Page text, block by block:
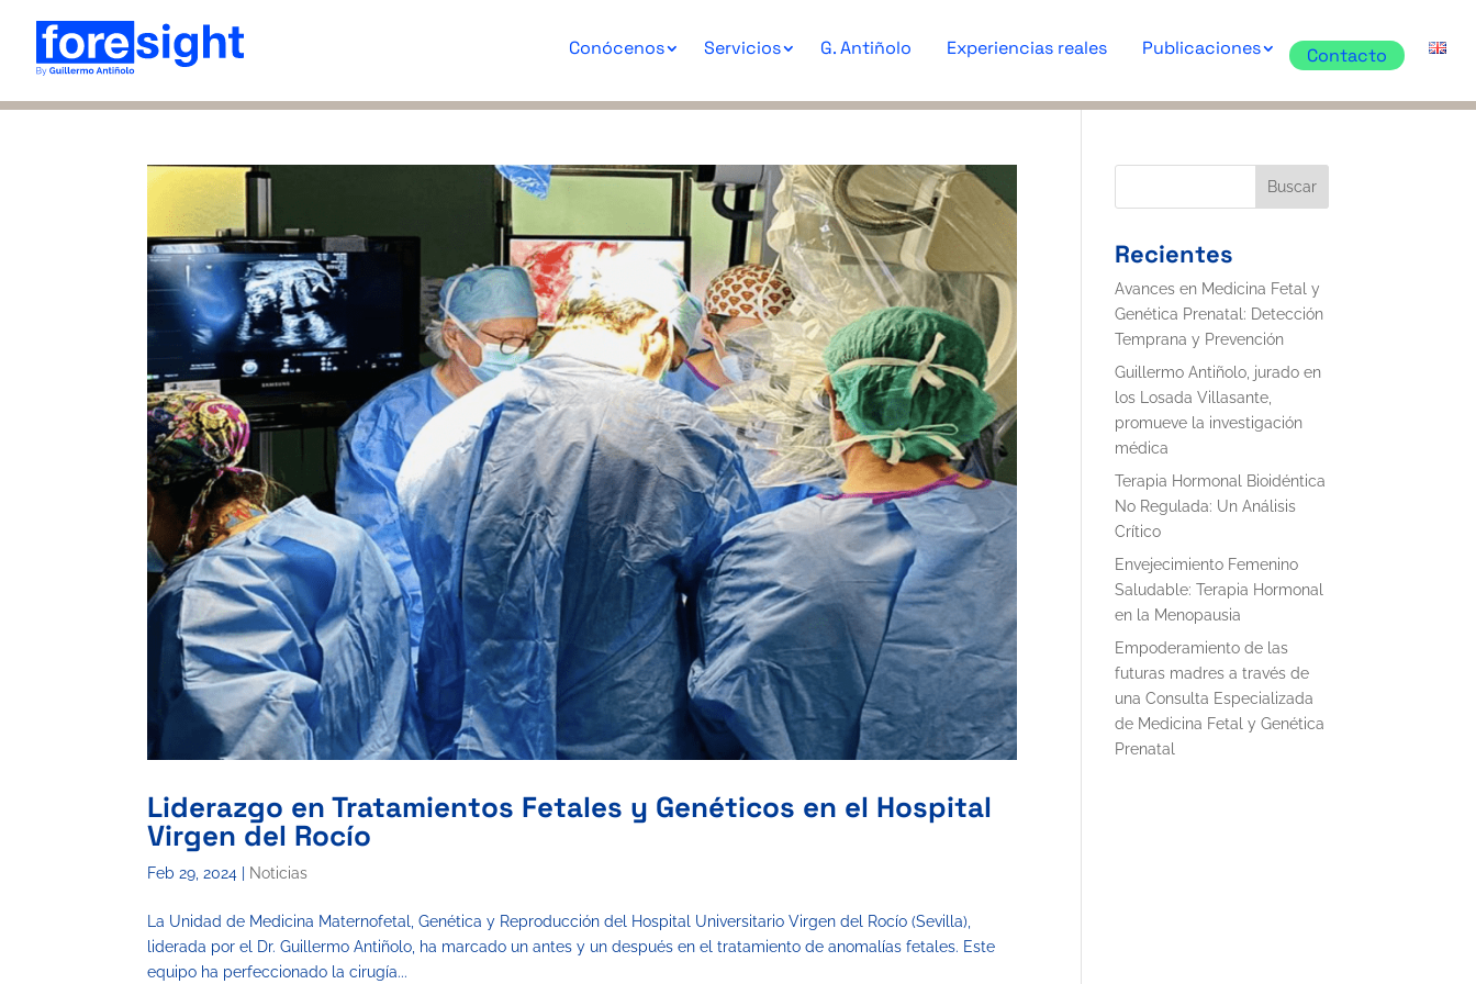
Conócenos Servicios G. Antiñolo Experiencias reales Publicaciones Contacto
Liderazgo en Tratamientos Fetales y Genéticos en el Hospital
Virgen del Rocío
Feb 29, 2024 Noticias
La Unidad de Medicina Maternofetal, Genética y Reproducción del Hospital Universitario Virgen del Rocío (Sevilla),
liderada por el Dr. Guillermo Antiñolo, ha marcado un antes y un después en el tratamiento de anomalías fetales. Este
equipo ha perfeccionado la cirugía...
Buscar
Recientes
Avances en Medicina Fetal y
Genética Prenatal: Detección
Temprana y Prevención
Guillermo Antiñolo, jurado en
los Losada Villasante,
promueve la investigación
médica
Terapia Hormonal Bioidéntica
No Regulada: Un Análisis
Crítico
Envejecimiento Femenino
Saludable: Terapia Hormonal
en la Menopausia
Empoderamiento de las
futuras madres a través de
una Consulta Especializada
de Medicina Fetal y Genética
Prenatal